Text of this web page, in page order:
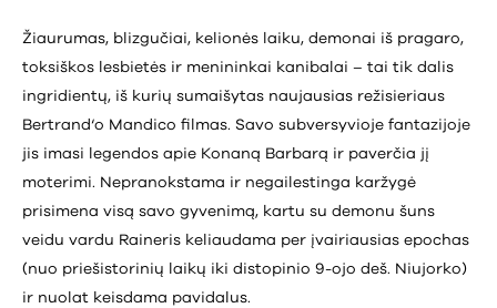
Žiaurumas, blizgučiai, kelionės laiku, demonai iš pragaro,
toksiškos lesbietės ir menininkai kanibalai – tai tik dalis
ingridientų, iš kurių sumaišytas naujausias režisieriaus
Bertrand‘o Mandico filmas. Savo subversyvioje fantazijoje
jis imasi legendos apie Konaną Barbarą ir paverčia jį
moterimi. Nepranokstama ir negailestinga karžygė
prisimena visą savo gyvenimą, kartu su demonu šuns
veidu vardu Raineris keliaudama per įvairiausias epochas
(nuo priešistorinių laikų iki distopinio 9-ojo deš. Niujorko)
ir nuolat keisdama pavidalus.